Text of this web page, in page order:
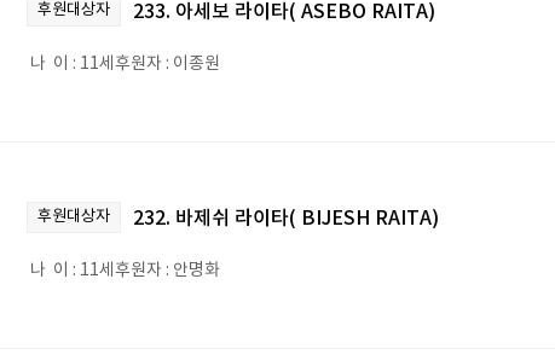
후원대상자 233. 아세보 라이타( ASEBO RAITA)
나 이 : 11세후원자 : 이종원
후원대상자 232. 바제쉬 라이타( BIJESH RAITA)
나 이 : 11세후원자 : 안명화